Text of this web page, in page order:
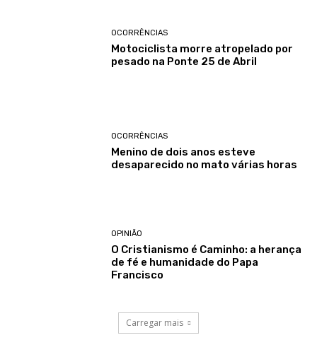
OCORRÊNCIAS
Motociclista morre atropelado por
pesado na Ponte 25 de Abril
OCORRÊNCIAS
Menino de dois anos esteve
desaparecido no mato várias horas
OPINIÃO
O Cristianismo é Caminho: a herança
de fé e humanidade do Papa
Francisco
Carregar mais